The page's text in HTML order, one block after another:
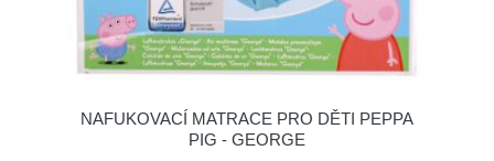
NAFUKOVACÍ MATRACE PRO DĚTI PEPPA
PIG - GEORGE